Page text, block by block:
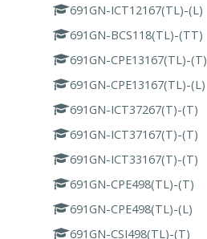
691GN-ICT12167(TL)-(L)
691GN-BCS118(TL)-(TT)
691GN-CPE13167(TL)-(T)
691GN-CPE13167(TL)-(L)
691GN-ICT37267(T)-(T)
691GN-ICT37167(T)-(T)
691GN-ICT33167(T)-(T)
691GN-CPE498(TL)-(T)
691GN-CPE498(TL)-(L)
691GN-CSI498(TL)-(T)